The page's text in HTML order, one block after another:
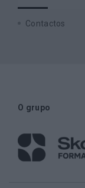
Contactos
O grupo